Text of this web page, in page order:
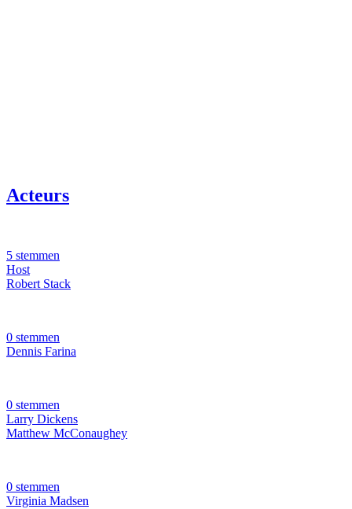
Acteurs
5 stemmen
Host
Robert Stack
0 stemmen
Dennis Farina
0 stemmen
Larry Dickens
Matthew McConaughey
0 stemmen
Virginia Madsen